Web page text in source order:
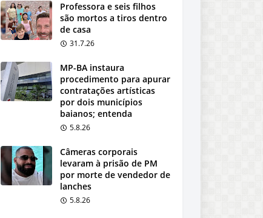
Professora e seis filhos
são mortos a tiros dentro
de casa
31.7.26
MP-BA instaura
procedimento para apurar
contratações artísticas
por dois municípios
baianos; entenda
5.8.26
Câmeras corporais
levaram à prisão de PM
por morte de vendedor de
lanches
5.8.26